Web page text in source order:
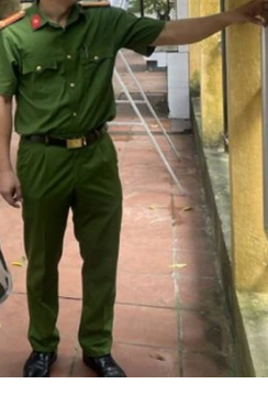
Tiêu dùng và dư
luận
Công nghệ